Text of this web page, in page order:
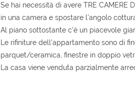
Se hai necessità di avere TRE
in una camera e spostare l'angolo
Al piano sottostante c'è un piacevole
Le rifiniture dell'appartamento sono di
parquet/ceramica, finestre in doppio
La casa viene venduta parzialmente